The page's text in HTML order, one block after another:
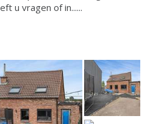
u vragen of in......